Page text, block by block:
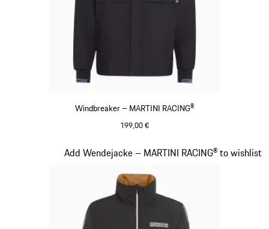
Windbreaker – MARTINI RACING®
199,00 €
Add Wendejacke – MARTINI RACING® to wishlist
Slide 11 von 20